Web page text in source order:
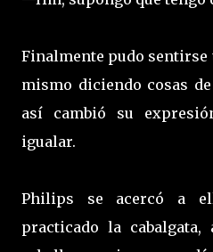
Finalmente pudo
mismo diciendo cosas
así cambió su
igualar.
Philips se acercó a
practicado la